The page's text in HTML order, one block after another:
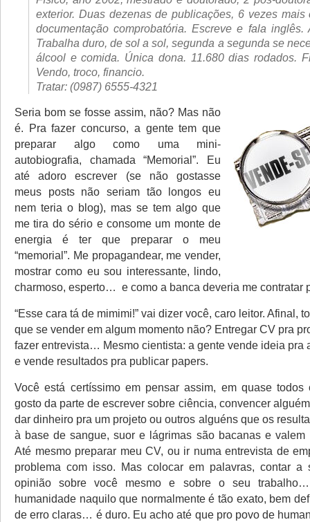
exterior. Duas dezenas de publicações, 6 vezes mais
documentação comprobatória. Escreve e fala inglês.
Trabalha duro, de sol a sol, segunda a segunda se
álcool e comida. Única dona. 11.680 dias rodados.
Vendo, troco, financio.
Tratar: (0987) 6555-4321
Seria bom se fosse assim, não? Mas não
é. Pra fazer concurso, a gente tem que
preparar algo como uma mini-
autobiografia, chamada “Memorial”. Eu
até adoro escrever (se não gostasse
meus posts não seriam tão longos eu
nem teria o blog), mas se tem algo que
me tira do sério e consome um monte de
energia é ter que preparar o meu
“memorial”. Me propagandear, me vender,
mostrar como eu sou interessante, lindo,
charmoso, esperto… e como a banca deveria me contratar
“Esse cara tá de mimimi!” vai dizer você, caro leitor. Afinal,
que se vender em algum momento não? Entregar CV pra
fazer entrevista… Mesmo cientista: a gente vende ideia pra
e vende resultados pra publicar papers.
Você está certíssimo em pensar assim, em quase todos
gosto da parte de escrever sobre ciência, convencer
dar dinheiro pra um projeto ou outros alguéns que os
à base de sangue, suor e lágrimas são bacanas e valem
Até mesmo preparar meu CV, ou ir numa entrevista de
problema com isso. Mas colocar em palavras, contar a
opinião sobre você mesmo e sobre o seu
humanidade naquilo que normalmente é tão exato, bem
de erro claras… é duro. Eu acho até que pro povo de